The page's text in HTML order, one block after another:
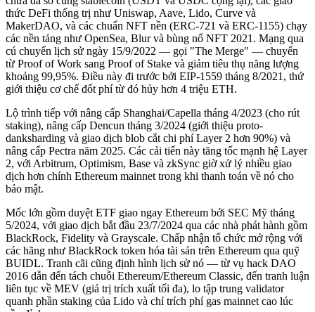
thức DeFi thống trị như Uniswap, Aave, Lido, Curve và
MakerDAO, và các chuẩn NFT nền (ERC-721 và ERC-1155) chạy
các nền tảng như OpenSea, Blur và bùng nổ NFT 2021. Mạng qua
cú chuyển lịch sử ngày 15/9/2022 — gọi "The Merge" — chuyển
từ Proof of Work sang Proof of Stake và giảm tiêu thụ năng lượng
khoảng 99,95%. Điều này đi trước bởi EIP-1559 tháng 8/2021, thứ
giới thiệu cơ chế đốt phí từ đó hủy hơn 4 triệu ETH.
Lộ trình tiếp với nâng cấp Shanghai/Capella tháng 4/2023 (cho rút
staking), nâng cấp Dencun tháng 3/2024 (giới thiệu proto-
danksharding và giao dịch blob cắt chi phí Layer 2 hơn 90%) và
nâng cấp Pectra năm 2025. Các cải tiến này tăng tốc mạnh hệ Layer
2, với Arbitrum, Optimism, Base và zkSync giờ xử lý nhiều giao
dịch hơn chính Ethereum mainnet trong khi thanh toán về nó cho
bảo mật.
Mốc lớn gồm duyệt ETF giao ngay Ethereum bởi SEC Mỹ tháng
5/2024, với giao dịch bắt đầu 23/7/2024 qua các nhà phát hành gồm
BlackRock, Fidelity và Grayscale. Chấp nhận tổ chức mở rộng với
các hãng như BlackRock token hóa tài sản trên Ethereum qua quỹ
BUIDL. Tranh cãi cũng định hình lịch sử nó — từ vụ hack DAO
2016 dẫn đến tách chuỗi Ethereum/Ethereum Classic, đến tranh luận
liên tục về MEV (giá trị trích xuất tối đa), lo tập trung validator
quanh phần staking của Lido và chỉ trích phí gas mainnet cao lúc